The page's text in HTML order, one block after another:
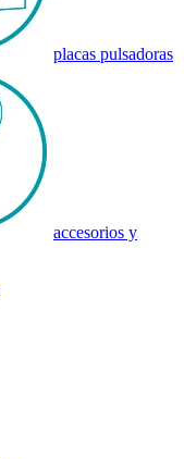
placas pulsadoras
accesorios y